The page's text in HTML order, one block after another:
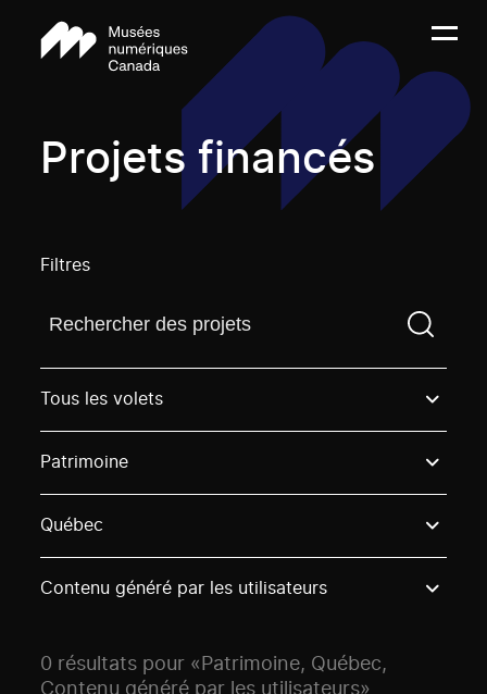
Projets financés
Filtres
Trouvez un projetVous devez saisir un terme de
Tous les volets
Patrimoine
Québec
Contenu généré par les utilisateurs
0 résultats pour «Patrimoine, Québec,
Contenu généré par les utilisateurs»